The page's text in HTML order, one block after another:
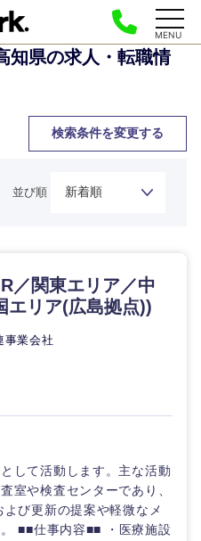
MENU
知県の求人・転職情
検索条件を変更する
てください
業企画・立上げ
事業投資
画
てください
てください
境
・消費財
してください
青森県
岩手県
ださい
30代
ください
並び順
／関東エリア／中
エリア(広島拠点))
事業会社
して活動します。主な活動
室や検査センターであり、
び更新の提案や軽微なメ
■■仕事内容■■ ・医療施設